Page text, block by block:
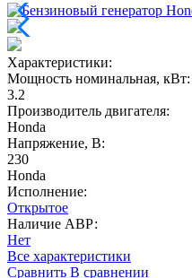
Характеристики:
Мощность номинальная, кВт:
3.2
Производитель двигателя:
Honda
Напряжение, В:
230
Honda
Исполнение:
Открытое
Наличие АВР:
Нет
Все характеристики
Сравнить В сравнении